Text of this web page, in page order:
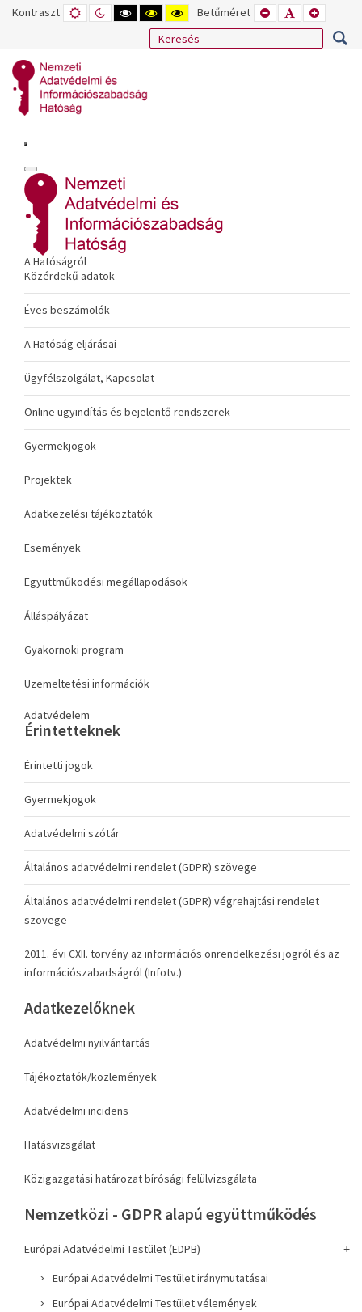
Kontraszt ALAPÉRTELMEZETT
MÓD
ÉJSZAKAI
MÓD
NAGY
KONTRASZTÚ
FEKETE-
FEHÉR
NAGY
KONTRASZTÚ
FEKETE
SÁRGA
NAGY
KONTRASZTÚ
SÁRGA
FEKETE
Betűméret KISEBB
BETŰTÍPUS
BEÁLLÍTÁSA
BETŰMÉRET
BEÁLLÍTÁSA
A Hatóságról
Közérdekű adatok
Éves beszámolók
A Hatóság eljárásai
Ügyfélszolgálat, Kapcsolat
Online ügyindítás és bejelentő rendszerek
Gyermekjogok
Projektek
Adatkezelési tájékoztatók
Események
Együttműködési megállapodások
Álláspályázat
Gyakornoki program
Üzemeltetési információk
Adatvédelem
Érintetteknek
Érintetti jogok
Gyermekjogok
Adatvédelmi szótár
Általános adatvédelmi rendelet (GDPR) szövege
Általános adatvédelmi rendelet (GDPR) végrehajtási rendelet
szövege
2011. évi CXII. törvény az információs önrendelkezési jogról és az
információszabadságról (Infotv.)
Adatkezelőknek
Adatvédelmi nyilvántartás
Tájékoztatók/közlemények
Adatvédelmi incidens
Hatásvizsgálat
Közigazgatási határozat bírósági felülvizsgálata
Nemzetközi - GDPR alapú együttműködés
Európai Adatvédelmi Testület (EDPB)
Európai Adatvédelmi Testület iránymutatásai
Európai Adatvédelmi Testület vélemények